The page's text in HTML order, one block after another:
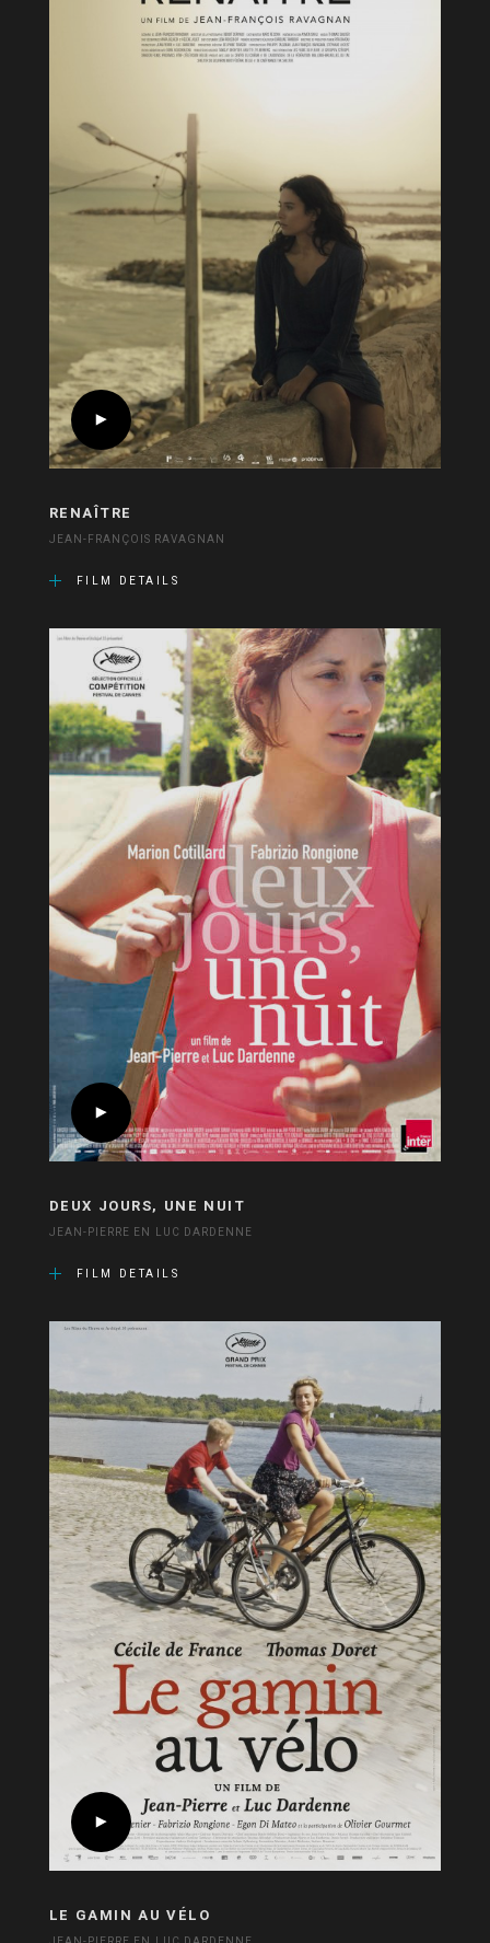
RENAÎTRE
JEAN-FRANÇOIS RAVAGNAN
FILM DETAILS
DEUX JOURS, UNE NUIT
JEAN-PIERRE EN LUC DARDENNE
FILM DETAILS
LE GAMIN AU VÉLO